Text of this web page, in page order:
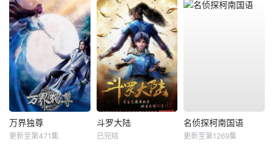
万界独尊
更新至第471集
斗罗大陆
已完结
名侦探柯南国语
更新至第1269集